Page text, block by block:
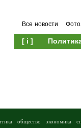
Все новости
[ i ]
общество экономика